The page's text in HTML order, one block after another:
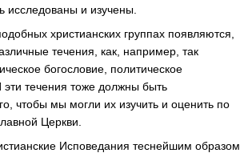
исследованы и изучены.
христианских группах появляются,
течения, как, например, так
богословие, политическое
эти течения тоже должны быть
чтобы мы могли их изучить и оценить по
Церкви.
Исповедания теснейшим образом